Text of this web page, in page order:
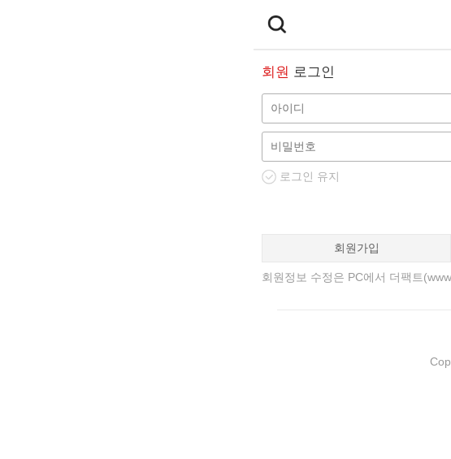
회원 로그인
로그인 유지
회원가입
회원정보 수정은 PC에서 더팩트